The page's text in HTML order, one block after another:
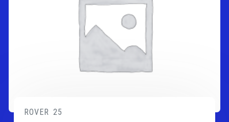
ROVER 25